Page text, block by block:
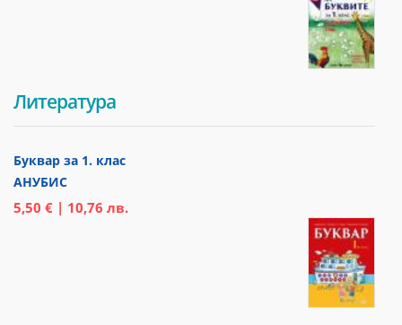
Литература
Буквар за 1. клас
АНУБИС
5,50 € | 10,76 лв.